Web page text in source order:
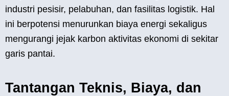
industri pesisir, pelabuhan, dan fasilitas logistik. Hal
ini berpotensi menurunkan biaya energi sekaligus
mengurangi jejak karbon aktivitas ekonomi di sekitar
garis pantai.
Tantangan Teknis, Biaya, dan